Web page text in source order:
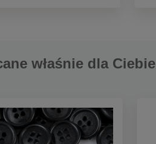
właśnie dla Ciebie